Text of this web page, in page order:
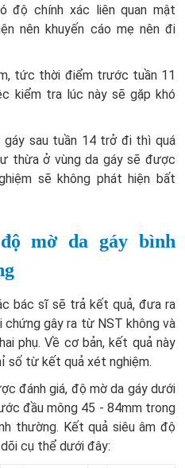
độ chính xác liên quan mật
nên khuyến cáo mẹ nên đi
tức thời điểm trước tuần 11
kiểm tra lúc này sẽ gặp khó
sau tuần 14 trở đi thì quá
thừa ở vùng da gáy sẽ được
sẽ không phát hiện bất
mờ da gáy bình
bác sĩ sẽ trả kết quả, đưa ra
chứng gây ra từ NST không và
phụ. Về cơ bản, kết quả này
số từ kết quả xét nghiệm.
đánh giá, độ mờ da gáy dưới
đầu mông 45 - 84mm trong
thường. Kết quả siêu âm độ
cụ thể dưới đây: